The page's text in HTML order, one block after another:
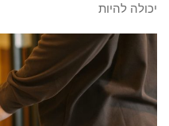
יכולה להיות